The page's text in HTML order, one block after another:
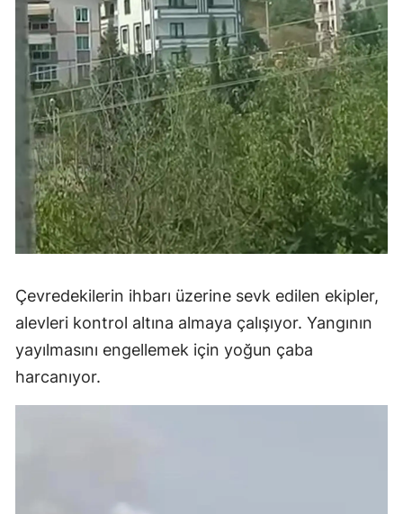
Çevredekilerin ihbarı üzerine sevk edilen ekipler,
alevleri kontrol altına almaya çalışıyor. Yangının
yayılmasını engellemek için yoğun çaba
harcanıyor.